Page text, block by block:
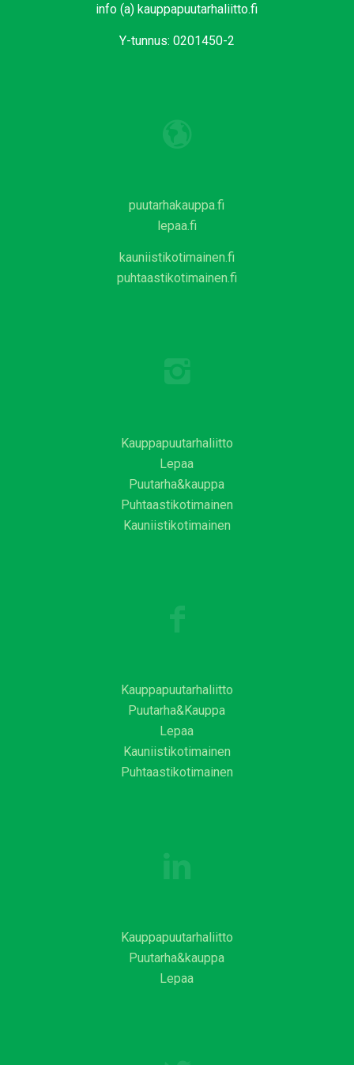
info (a) kauppapuutarhaliitto.fi
Y-tunnus: 0201450-2
puutarhakauppa.fi
lepaa.fi
kauniistikotimainen.fi
puhtaastikotimainen.fi
Kauppapuutarhaliitto
Lepaa
Puutarha&kauppa
Puhtaastikotimainen
Kauniistikotimainen
Kauppapuutarhaliitto
Puutarha&Kauppa
Lepaa
Kauniistikotimainen
Puhtaastikotimainen
Kauppapuutarhaliitto
Puutarha&kauppa
Lepaa